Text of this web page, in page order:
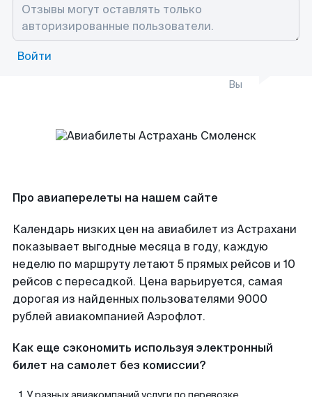
Войти
Вы
Про авиаперелеты на нашем сайте
Календарь низких цен на авиабилет из Астрахани
показывает выгодные месяца в году, каждую
неделю по маршруту летают 5 прямых рейсов и 10
рейсов с пересадкой. Цена варьируется, самая
дорогая из найденных пользователями 9000
рублей авиакомпанией Аэрофлот.
Как еще сэкономить используя электронный
билет на самолет без комиссии?